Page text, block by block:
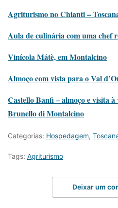
AgriturismonoChianti –
Aula de culinária com uma chef
Vinícola Mátè, em Montalcino
Almoço com vista para o Val
Castello Banfi – almoço e visita
Brunello di Montalcino
Categorias: Hospedagem,
Tags: Agriturismo
Deixar um